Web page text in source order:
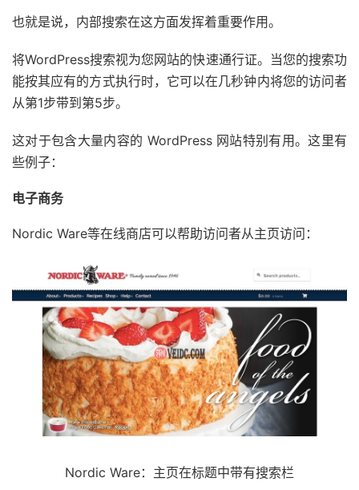
也就是说，内部搜索在这方面发挥着重要作用。
将WordPress搜索视为您网站的快速通行证。当您的搜索功
能按其应有的方式执行时，它可以在几秒钟内将您的访问者
从第1步带到第5步。
这对于包含大量内容的 WordPress 网站特别有用。这里有
些例子：
电子商务
Nordic Ware等在线商店可以帮助访问者从主页访问：
Nordic Ware：主页在标题中带有搜索栏